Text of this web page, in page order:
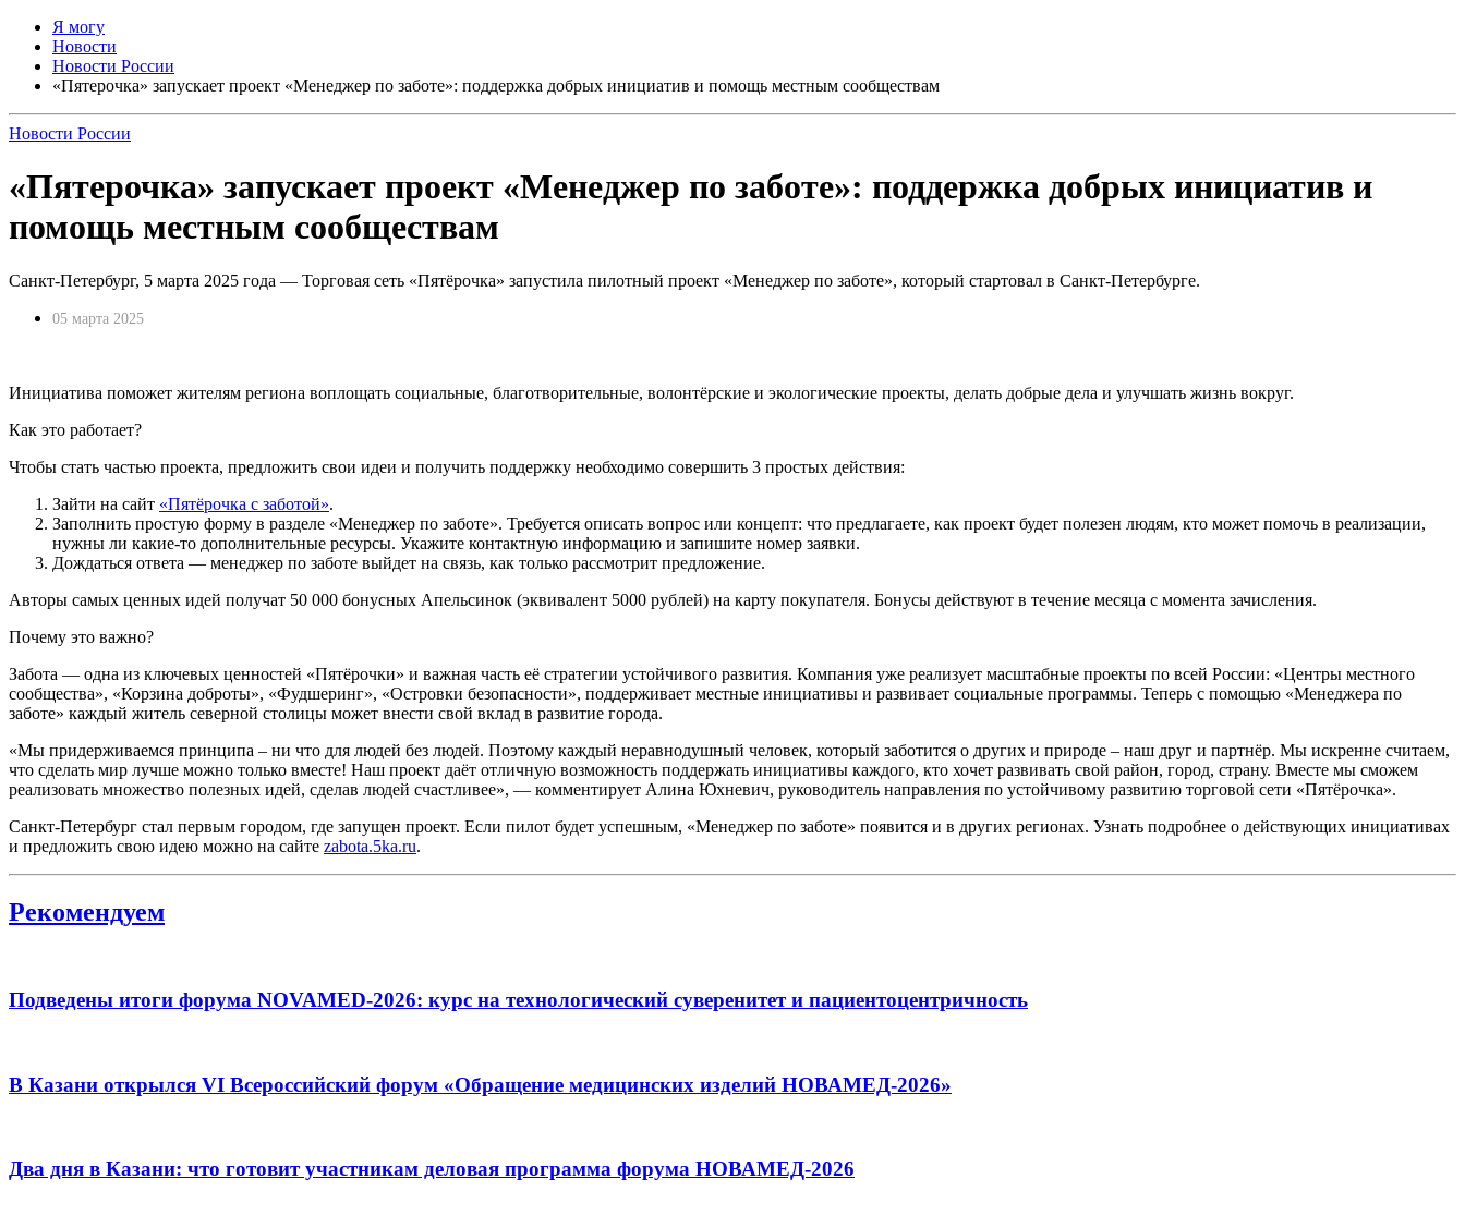
Я могу
Новости
Новости России
«Пятерочка» запускает проект «Менеджер по заботе»: поддержка добрых инициатив и помощь местным сообществам
Новости России
«Пятерочка» запускает проект «Менеджер по заботе»: поддержка добрых инициатив и
помощь местным сообществам
Санкт-Петербург, 5 марта 2025 года — Торговая сеть «Пятёрочка» запустила пилотный проект «Менеджер по заботе», который стартовал в Санкт-Петербурге.
05 марта 2025
Инициатива поможет жителям региона воплощать социальные, благотворительные, волонтёрские и экологические проекты, делать добрые дела и улучшать жизнь вокруг.
Как это работает?
Чтобы стать частью проекта, предложить свои идеи и получить поддержку необходимо совершить 3 простых действия:
Зайти на сайт «Пятёрочка с заботой».
Заполнить простую форму в разделе «Менеджер по заботе». Требуется описать вопрос или концепт: что предлагаете, как проект будет полезен людям, кто может помочь в реализации,
нужны ли какие-то дополнительные ресурсы. Укажите контактную информацию и запишите номер заявки.
Дождаться ответа — менеджер по заботе выйдет на связь, как только рассмотрит предложение.
Авторы самых ценных идей получат 50 000 бонусных Апельсинок (эквивалент 5000 рублей) на карту покупателя. Бонусы действуют в течение месяца с момента зачисления.
Почему это важно?
Забота — одна из ключевых ценностей «Пятёрочки» и важная часть её стратегии устойчивого развития. Компания уже реализует масштабные проекты по всей России: «Центры местного
сообщества», «Корзина доброты», «Фудшеринг», «Островки безопасности», поддерживает местные инициативы и развивает социальные программы. Теперь с помощью «Менеджера по
заботе» каждый житель северной столицы может внести свой вклад в развитие города.
«Мы придерживаемся принципа – ни что для людей без людей. Поэтому каждый неравнодушный человек, который заботится о других и природе – наш друг и партнёр. Мы искренне считаем,
что сделать мир лучше можно только вместе! Наш проект даёт отличную возможность поддержать инициативы каждого, кто хочет развивать свой район, город, страну. Вместе мы сможем
реализовать множество полезных идей, сделав людей счастливее», — комментирует Алина Юхневич, руководитель направления по устойчивому развитию торговой сети «Пятёрочка».
Санкт-Петербург стал первым городом, где запущен проект. Если пилот будет успешным, «Менеджер по заботе» появится и в других регионах. Узнать подробнее о действующих инициативах
и предложить свою идею можно на сайте zabota.5ka.ru.
Рекомендуем
Подведены итоги форума NOVAMED-2026: курс на технологический суверенитет и пациентоцентричность
В Казани открылся VI Всероссийский форум «Обращение медицинских изделий НОВАМЕД-2026»
Два дня в Казани: что готовит участникам деловая программа форума НОВАМЕД-2026